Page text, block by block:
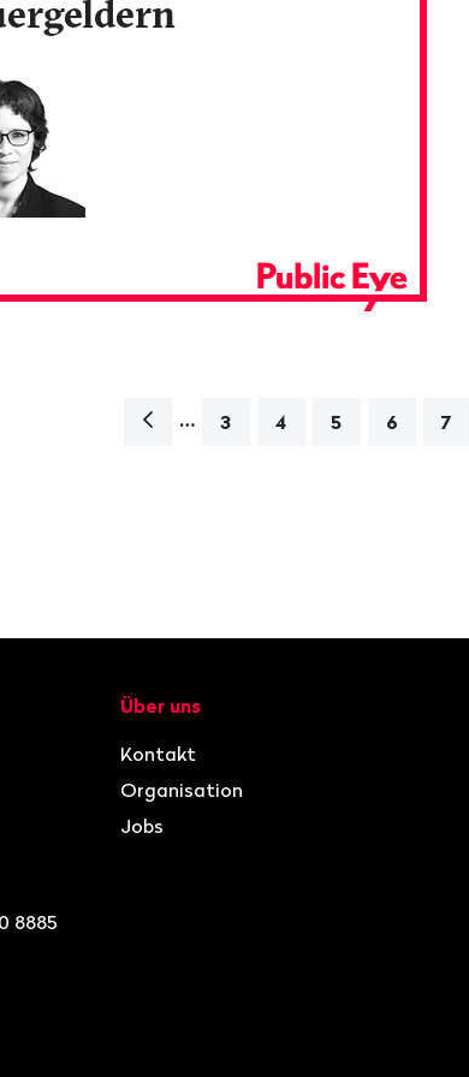
Navigation
… 3 4 5 6 7
8885
Navigation
Über uns
Kontakt
Organisation
Jobs